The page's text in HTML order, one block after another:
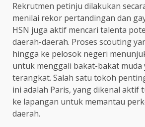
Rekrutmen petinju dilakukan
menilai rekor pertandingan dan
HSN juga aktif mencari talenta
daerah-daerah. Proses scouting
hingga ke pelosok negeri
untuk menggali bakat-bakat muda
terangkat. Salah satu tokoh
ini adalah Paris, yang dikenal aktif
ke lapangan untuk memantau
daerah.